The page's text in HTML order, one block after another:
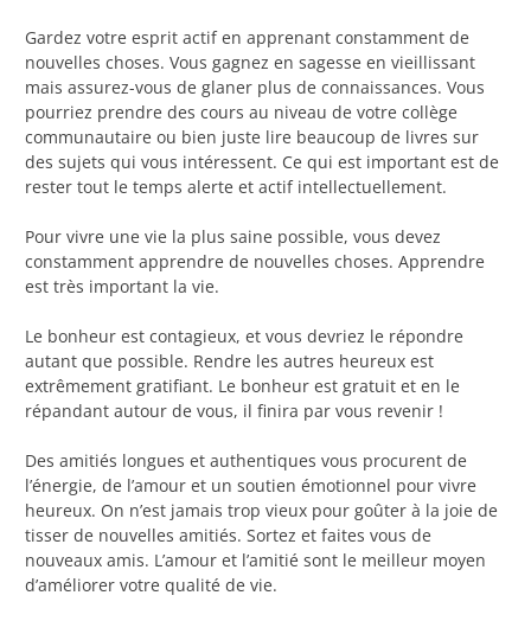
Gardez votre esprit actif en apprenant constamment de
nouvelles choses. Vous gagnez en sagesse en vieillissant
mais assurez-vous de glaner plus de connaissances. Vous
pourriez prendre des cours au niveau de votre collège
communautaire ou bien juste lire beaucoup de livres sur
des sujets qui vous intéressent. Ce qui est important est de
rester tout le temps alerte et actif intellectuellement.
Pour vivre une vie la plus saine possible, vous devez
constamment apprendre de nouvelles choses. Apprendre
est très important la vie.
Le bonheur est contagieux, et vous devriez le répondre
autant que possible. Rendre les autres heureux est
extrêmement gratifiant. Le bonheur est gratuit et en le
répandant autour de vous, il finira par vous revenir !
Des amitiés longues et authentiques vous procurent de
l’énergie, de l’amour et un soutien émotionnel pour vivre
heureux. On n’est jamais trop vieux pour goûter à la joie de
tisser de nouvelles amitiés. Sortez et faites vous de
nouveaux amis. L’amour et l’amitié sont le meilleur moyen
d’améliorer votre qualité de vie.